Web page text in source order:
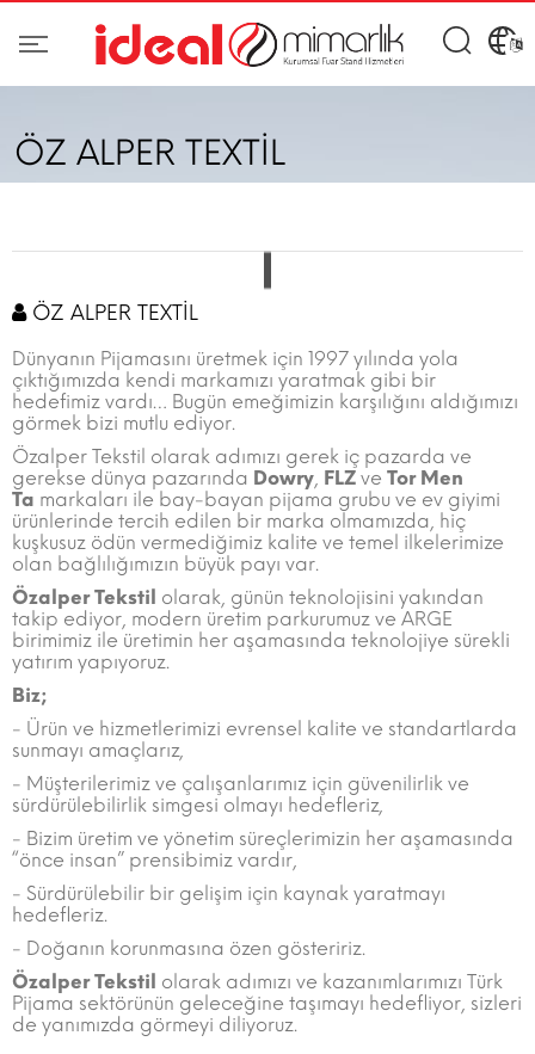
ÖZ ALPER TEXTİL
ÖZ ALPER TEXTİL
Dünyanın Pijamasını üretmek için 1997 yılında yola
çıktığımızda kendi markamızı yaratmak gibi bir
hedefimiz vardı… Bugün emeğimizin karşılığını aldığımızı
görmek bizi mutlu ediyor.
Özalper Tekstil olarak adımızı gerek iç pazarda ve
gerekse dünya pazarında Dowry, FLZ ve Tor Men
Ta markaları ile bay-bayan pijama grubu ve ev giyimi
ürünlerinde tercih edilen bir marka olmamızda, hiç
kuşkusuz ödün vermediğimiz kalite ve temel ilkelerimize
olan bağlılığımızın büyük payı var.
Özalper Tekstil olarak, günün teknolojisini yakından
takip ediyor, modern üretim parkurumuz ve ARGE
birimimiz ile üretimin her aşamasında teknolojiye sürekli
yatırım yapıyoruz.
Biz;
- Ürün ve hizmetlerimizi evrensel kalite ve standartlarda
sunmayı amaçlarız,
- Müşterilerimiz ve çalışanlarımız için güvenilirlik ve
sürdürülebilirlik simgesi olmayı hedefleriz,
- Bizim üretim ve yönetim süreçlerimizin her aşamasında
“önce insan” prensibimiz vardır,
- Sürdürülebilir bir gelişim için kaynak yaratmayı
hedefleriz.
- Doğanın korunmasına özen gösteririz.
Özalper Tekstil olarak adımızı ve kazanımlarımızı Türk
Pijama sektörünün geleceğine taşımayı hedefliyor, sizleri
de yanımızda görmeyi diliyoruz.